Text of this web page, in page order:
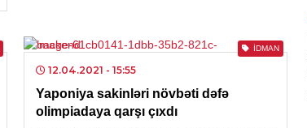
İDMAN
12.04.2021 - 15:55
Yaponiya sakinləri növbəti dəfə
olimpiadaya qarşı çıxdı